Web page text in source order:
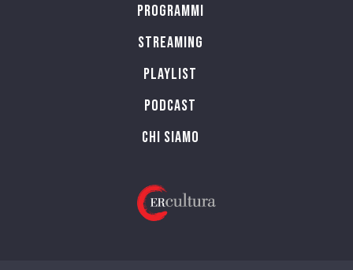
Programmi
Streaming
Playlist
PODCAST
Chi siamo